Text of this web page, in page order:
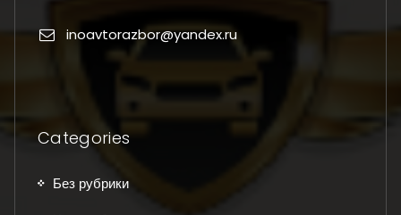
inoavtorazbor@yandex.ru
Categories
Без рубрики